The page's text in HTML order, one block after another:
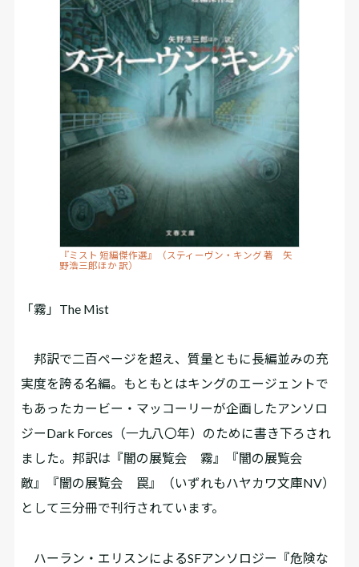
『ミスト 短編傑作選』（スティーヴン・キング 著 矢
野浩三郎ほか 訳）
「霧」The Mist
邦訳で二百ページを超え、質量ともに長編並みの充
実度を誇る名編。もともとはキングのエージェントで
もあったカービー・マッコーリーが企画したアンソロ
ジーDark Forces（一九八〇年）のために書き下ろされ
ました。邦訳は『闇の展覧会 霧』『闇の展覧会
敵』『闇の展覧会 罠』（いずれもハヤカワ文庫NV）
として三分冊で刊行されています。
ハーラン・エリスンによるSFアンソロジー『危険な